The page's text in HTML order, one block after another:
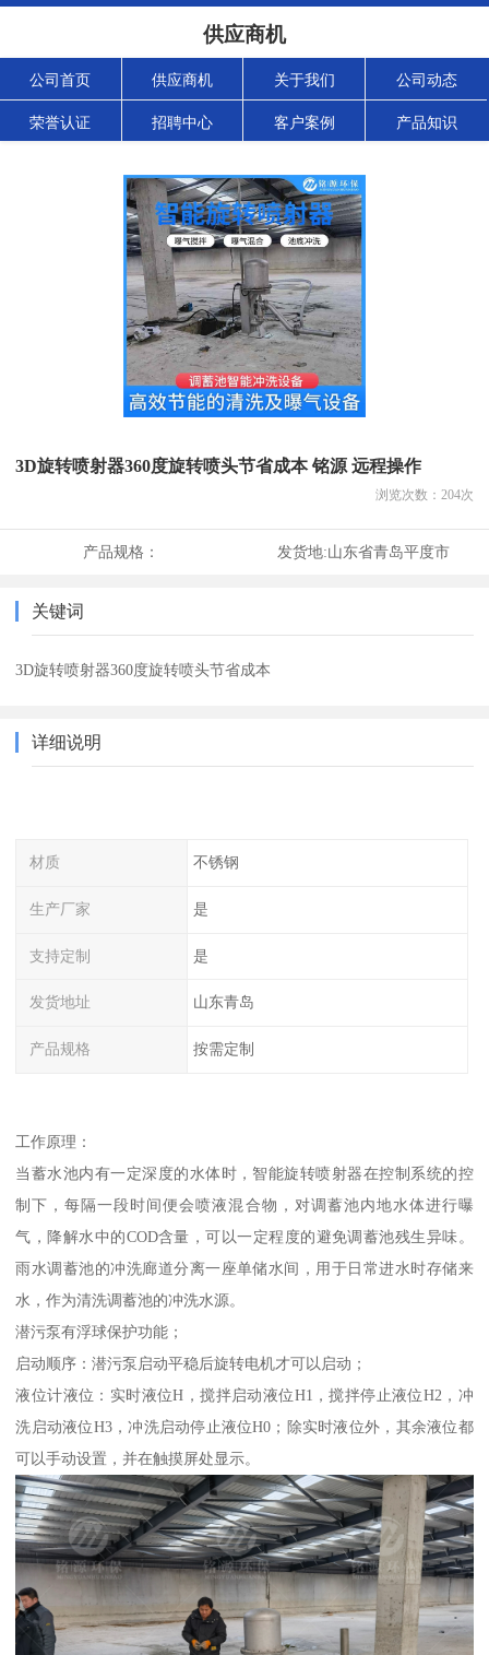
供应商机
公司首页 供应商机 关于我们 公司动态
荣誉认证 招聘中心 客户案例 产品知识
3D旋转喷射器360度旋转喷头节省成本 铭源 远程操作
浏览次数： 204次
产品规格： 发货地:山东省青岛平度市
关键词
3D旋转喷射器360度旋转喷头节省成本
详细说明
材质 不锈钢
生产厂家 是
支持定制 是
发货地址 山东青岛
产品规格 按需定制
工作原理：
当蓄水池内有一定深度的水体时，智能旋转喷射器在控制系统的控
制下，每隔一段时间便会喷液混合物，对调蓄池内地水体进行曝
气，降解水中的COD含量，可以一定程度的避免调蓄池残生异味。
雨水调蓄池的冲洗廊道分离一座单储水间，用于日常进水时存储来
水，作为清洗调蓄池的冲洗水源。
潜污泵有浮球保护功能；
启动顺序：潜污泵启动平稳后旋转电机才可以启动；
液位计液位：实时液位H，搅拌启动液位H1，搅拌停止液位H2，冲
洗启动液位H3，冲洗启动停止液位H0；除实时液位外，其余液位都
可以手动设置，并在触摸屏处显示。